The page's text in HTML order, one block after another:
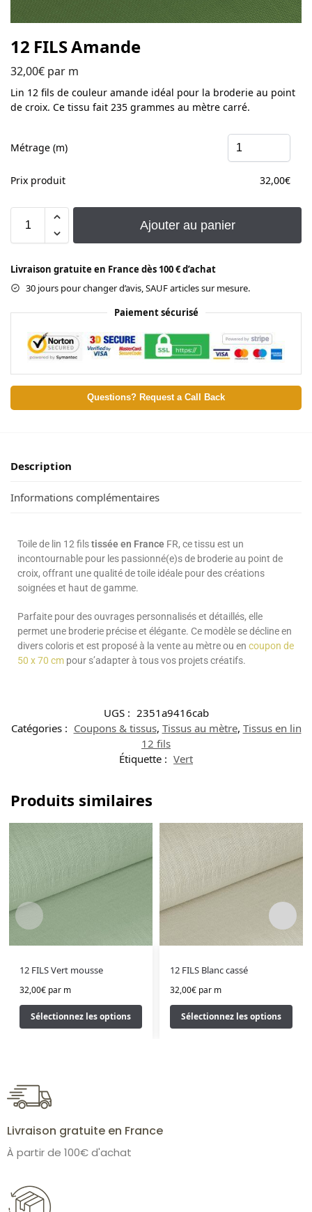
12 FILS Amande
32,00€ par m
Lin 12 fils de couleur amande idéal pour la broderie au point
de croix. Ce tissu fait 235 grammes au mètre carré.
Métrage (m)
Prix produit 32,00€
Ajouter au panier
Livraison gratuite en France dès 100 € d’achat
30 jours pour changer d’avis, SAUF articles sur mesure.
Paiement sécurisé
Questions? Request a Call Back
Description
Informations complémentaires
Toile de lin 12 filstissée en France FR, ce tissu est un
incontournable pour les passionné(e)s de broderie au point de
croix, offrant une qualité de toile idéale pour des créations
soignées et haut de gamme.
Parfaite pour des ouvrages personnalisés et détaillés, elle
permet une broderie précise et élégante. Ce modèle se décline en
divers coloris et est proposé à la vente au mètre ou en coupon de
50 x 70 cm pour s’adapter à tous vos projets créatifs.
UGS : 2351a9416cab
Catégories : Coupons & tissus, Tissus au mètre, Tissus en lin
12 fils
Étiquette : Vert
Produits similaires
12 FILS Vert mousse
32,00€par m
Sélectionnez les options
12 FILS Blanc cassé
32,00€ par m
Sélectionnez les options
Livraison gratuite en France
À partir de 100€ d'achat